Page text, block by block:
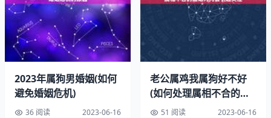
2.狗狗不配合
有些狗狗可能不愿意配合，或者不知道该怎么做。这种情况
通常发生在年轻的狗狗身上，因为它们还没有完全掌握这种
3.狗狗身体不适
2023年属狗男婚姻(如何
避免婚姻危机)
36 阅读 2023-06-16
老公属鸡我属狗好不好
(如何处理属相不合的婚
姻)51 阅读 2023-06-16